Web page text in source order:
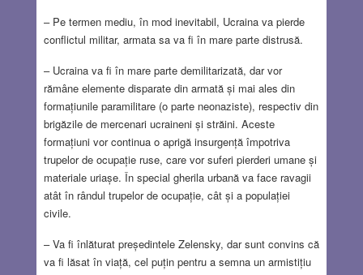
– Pe termen mediu, în mod inevitabil, Ucraina va pierde
conflictul militar, armata sa va fi în mare parte distrusă.
– Ucraina va fi în mare parte demilitarizată, dar vor
rămâne elemente disparate din armată și mai ales din
formațiunile paramilitare (o parte neonaziste), respectiv din
brigăzile de mercenari ucraineni și străini. Aceste
formațiuni vor continua o aprigă insurgență împotriva
trupelor de ocupație ruse, care vor suferi pierderi umane și
materiale uriașe. În special gherila urbană va face ravagii
atât în rândul trupelor de ocupație, cât și a populației
civile.
– Va fi înlăturat președintele Zelensky, dar sunt convins că
va fi lăsat în viață, cel puțin pentru a semna un armistițiu